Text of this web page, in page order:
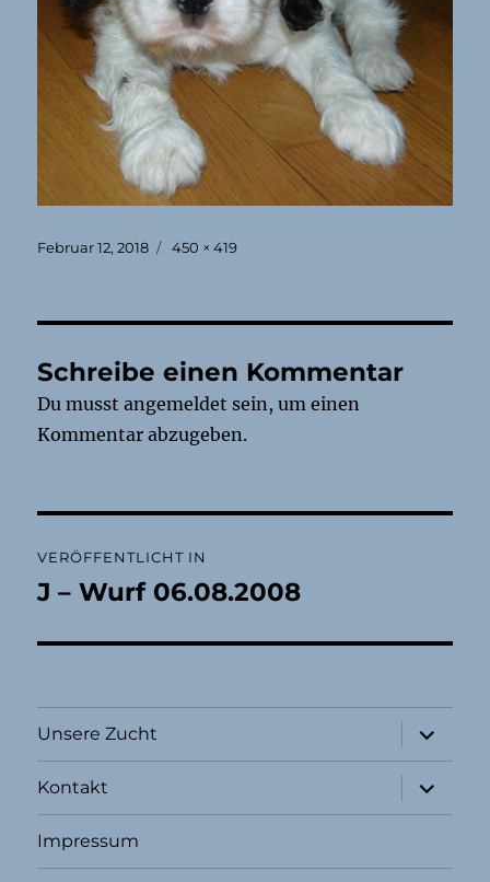
Veröffentlicht
Februar 12, 2018 Originalgröße
450 × 419
Schreibe einen Kommentar
Du musstangemeldet sein, um einen
Kommentar abzugeben.
VERÖFFENTLICHT IN
J – Wurf 06.08.2008
Unsere Zucht
öffnen
Kontakt
öffnen
Impressum